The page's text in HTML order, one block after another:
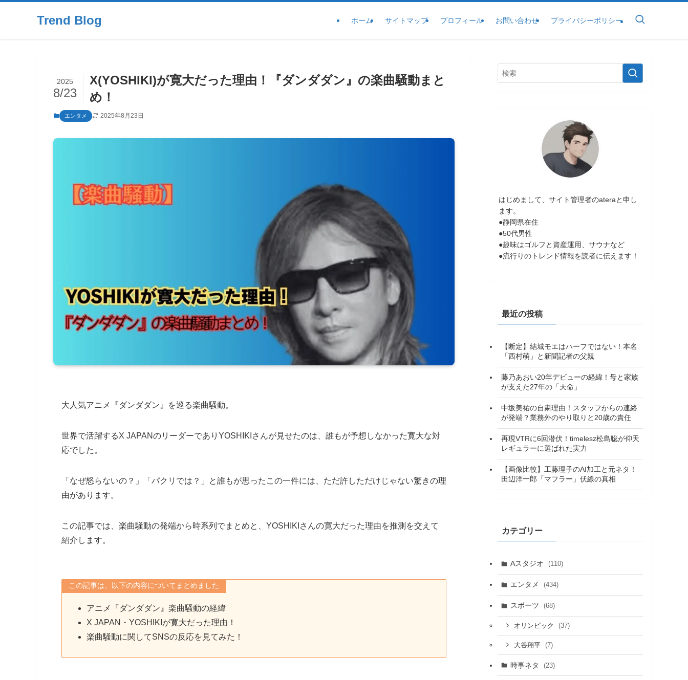
Trend Blog ホーム サイトマップ プロフィール お問い合わせ プライバシーポリシー
X(YOSHIKI)が寛大だった理由！『ダンダダン』の楽曲騒動まと
め！
2025
8/23
エンタメ 2025年8月23日
大人気アニメ『ダンダダン』を巡る楽曲騒動。
世界で活躍するX JAPANのリーダーでありYOSHIKIさんが見せたのは、誰もが予想しなかった寛大な対
応でした。
「なぜ怒らないの？」「パクリでは？」と誰もが思ったこの一件には、ただ許しただけじゃない驚きの理
由があります。
この記事では、楽曲騒動の発端から時系列でまとめと、YOSHIKIさんの寛大だった理由を推測を交えて
紹介します。
この記事は、以下の内容についてまとめました
アニメ『ダンダダン』楽曲騒動の経緯
X JAPAN・YOSHIKIが寛大だった理由！
楽曲騒動に関してSNSの反応を見てみた！
はじめまして、サイト管理者のateraと申し
ます。
●静岡県在住
●50代男性
●趣味はゴルフと資産運用、サウナなど
●流行りのトレンド情報を読者に伝えます！
最近の投稿
【断定】結城モエはハーフではない！本名
「西村萌」と新聞記者の父親
藤乃あおい20年デビューの経緯！母と家族
が支えた27年の「天命」
中坂美祐の自粛理由！スタッフからの連絡
が発端？業務外のやり取りと20歳の責任
再現VTRに6回潜伏！timelesz松島聡が仰天
レギュラーに選ばれた実力
【画像比較】工藤理子のAI加工と元ネタ！
田辺洋一郎「マフラー」伏線の真相
カテゴリー
Aスタジオ (110)
エンタメ (434)
スポーツ (68)
オリンピック (37)
大谷翔平 (7)
時事ネタ (23)